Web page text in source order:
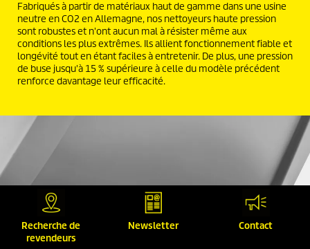
Fabriqués à partir de matériaux haut de gamme dans une usine
neutre en CO2 en Allemagne, nos nettoyeurs haute pression
sont robustes et n'ont aucun mal à résister même aux
conditions les plus extrêmes. Ils allient fonctionnement fiable et
longévité tout en étant faciles à entretenir. De plus, une pression
de buse jusqu'à 15 % supérieure à celle du modèle précédent
renforce davantage leur efficacité.
Recherche de
revendeurs
Newsletter Contact